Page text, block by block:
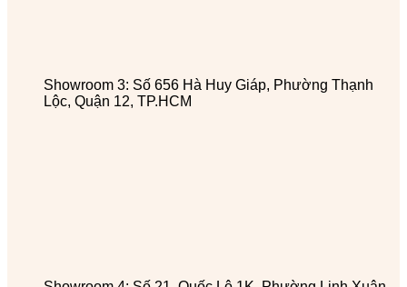
Showroom 3: Số 656 Hà Huy Giáp, Phường Thạnh
Lộc, Quận 12, TP.HCM